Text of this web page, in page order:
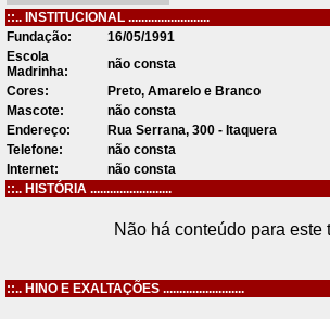
::.. INSTITUCIONAL .........................
Fundação:
16/05/1991
Escola
Madrinha:
não consta
Cores:
Preto, Amarelo e Branco
Mascote:
não consta
Endereço:
Rua Serrana, 300 - Itaquera
Telefone:
não consta
Internet:
não consta
::.. HISTÓRIA .........................
Não há conteúdo para este
::.. HINO E EXALTAÇÕES .........................